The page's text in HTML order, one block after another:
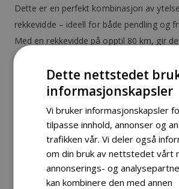
Dette er en perfekt kombinasjon av
rekkevidde – ideell for både pendling og
Med en rekkevidde på opptil 80 km, gir
sparkesykkelen deg friheten til å komme
og effektivt.
Den robuste konstruksjonen i
avansert fjæring både foran og bak
komfortabel kjøreopplevelse, selv på
De store 10-tommers slangeløse
høy slitestyrke. Høy ytelse og lang
Dette nettstedet
informasjonskapsler
Vi bruker informasjonskapsler
tilpasse innhold, annonser og
trafikken vår. Vi deler også
om din bruk av nettstedet vårt
annonserings- og
kan kombinere den med annen